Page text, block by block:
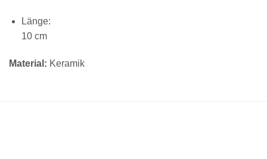
Länge:
10 cm
Material: Keramik